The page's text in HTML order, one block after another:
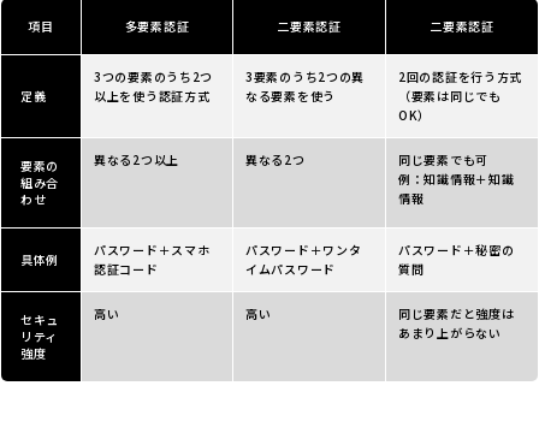
項目 多要素認証 二要素認証 二要素認証
定義
3つの要素のうち2つ
以上を使う認証方式
3要素のうち2つの異
なる要素を使う
2回の認証を行う方式
（要素は同じでも
OK）
要素の
組み合
わせ
異なる2つ以上 異なる2つ
同じ要素でも可
例：知識情報＋知識
情報
具体例
パスワード＋スマホ
認証コード
パスワード＋ワンタ
イムパスワード
パスワード＋秘密の
質問
セキュ
リティ
強度
高い 高い
同じ要素だと強度は
あまり上がらない